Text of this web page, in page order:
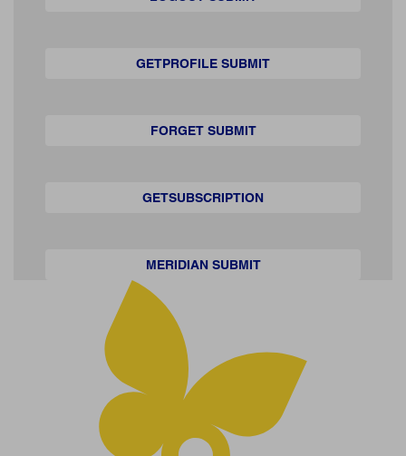
GETPROFILE SUBMIT
FORGET SUBMIT
GETSUBSCRIPTION
MERIDIAN SUBMIT